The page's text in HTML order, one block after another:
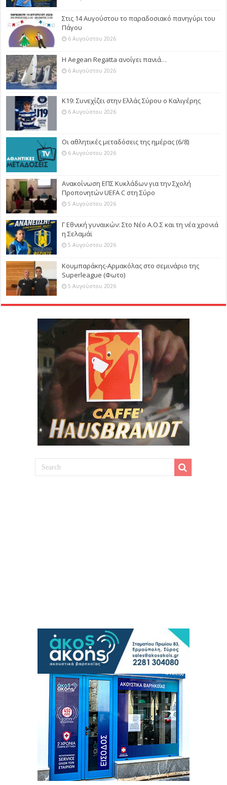
Στις 14 Αυγούστου το παραδοσιακό πανηγύρι του
Πάγου
6 Αυγούστου 2026
Η Aegean Regatta ανοίγει πανιά…
6 Αυγούστου 2026
Κ19: Συνεχίζει στην Ελλάς Σύρου ο Καλιγέρης
6 Αυγούστου 2026
Οι αθλητικές μεταδόσεις της ημέρας (6/8)
6 Αυγούστου 2026
Ανακοίνωση ΕΠΣ Κυκλάδων για την Σχολή
Προπονητών UEFA C στη Σύρο
5 Αυγούστου 2026
Γ Εθνική γυναικών: Στο Νέο Α.Ο.Σ και τη νέα χρονιά
η Σελαμάϊ
5 Αυγούστου 2026
Κουμπαράκης-Αρμακόλας στο σεμινάριο της
Superleague (Φωτο)
5 Αυγούστου 2026